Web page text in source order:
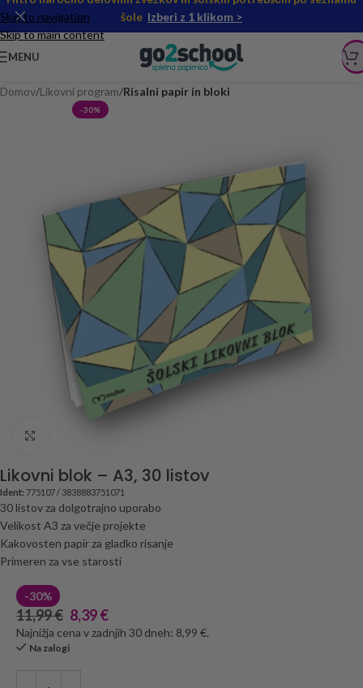
Skip to navigation
Skip to main content
šole Izberi z 1 klikom >
MENU
Domov Likovni program Risalni papir in bloki
-30%
Likovni blok – A3, 30 listov
Ident: 775107 / 3838883751071
30 listov za dolgotrajno uporabo
Velikost A3 za večje projekte
Kakovosten papir za gladko risanje
Primeren za vse starosti
-30%
11,99€ 8,39€
Najnižja cena v zadnjih 30 dneh: 8,99 €.
Na zalogi